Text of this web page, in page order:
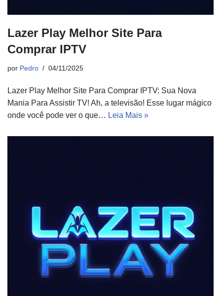
Lazer Play Melhor Site Para
Comprar IPTV
por Pedro 04/11/2025
Lazer Play Melhor Site Para Comprar IPTV: Sua Nova
Mania Para Assistir TV! Ah, a televisão! Esse lugar mágico
onde você pode ver o que… Leia Mais »